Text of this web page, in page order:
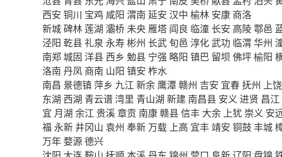
西安 铜川 宝鸡 咸阳 渭南 延安 汉中 榆林 安康 商洛
新城碑林莲湖 灞桥未央 雁塔 阎良 临潼 长安 高陵鄠邑
泾阳 乾县礼泉 永寿彬州 长武旬邑 淳化武功 临渭 华州
南郑城固 洋县 西乡 勉县 宁强 略阳 镇巴 留坝 佛坪榆阳
洛南 丹凤 商南 山阳 镇安 柞水
南昌 景德镇萍乡 九江 新余 鹰潭赣州 吉安 宜春抚州 上饶
东湖 西湖 青云谱湾里 青山湖 新建 南昌县 安义 进贤 昌江
宜 月湖 余江 贵溪章贡 南康赣县信丰 大余 上犹 崇义 安
福 永新 井冈山 袁州 奉新 万载 上高 宜丰靖安 铜鼓丰城
万年婺源德兴